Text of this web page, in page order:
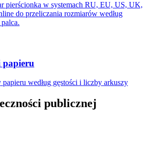
pierścionka w systemach RU, EU, US, UK,
do przeliczania rozmiarów według
według gęstości i liczby arkuszy
publicznej